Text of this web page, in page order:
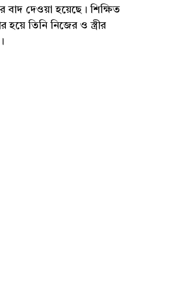
দেওয়া হয়েছে। শিক্ষিত
তিনি নিজের ও স্ত্রীর